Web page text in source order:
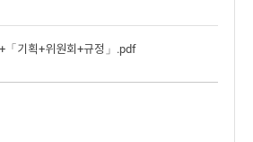
「기획+위원회+규정」.pdf